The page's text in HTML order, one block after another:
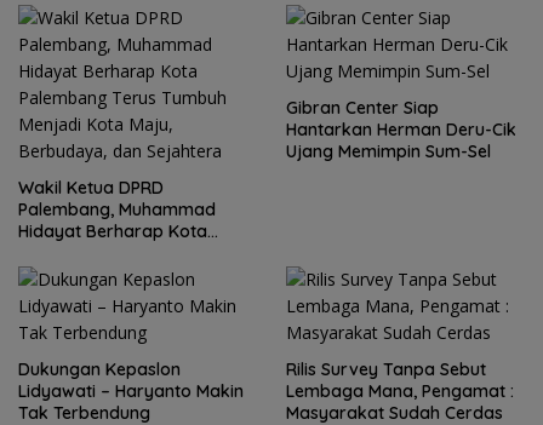
Wakil Ketua DPRD
Palembang, Muhammad
Hidayat Berharap Kota
Menjadi Kota Maju,
Berbudaya, dan Sejahtera
Gibran Center Siap
Hantarkan Herman Deru-Cik
Ujang Memimpin Sum-Sel
Dukungan Kepaslon
Lidyawati – Haryanto Makin
Tak Terbendung
Rilis Survey Tanpa Sebut
Lembaga Mana, Pengamat :
Masyarakat Sudah Cerdas